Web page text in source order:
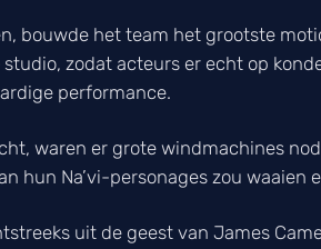
bouwde het team het grootste
zodat acteurs er echt op
performance.
waren er grote windmachines
hun Na’vi-personages zou waaien
uit de geest van James